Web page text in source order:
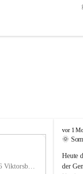
VHauptstraße 36, 6836 Viktorsberg, AUT
V
i
t
o
vor 1
🌞
Heute
der